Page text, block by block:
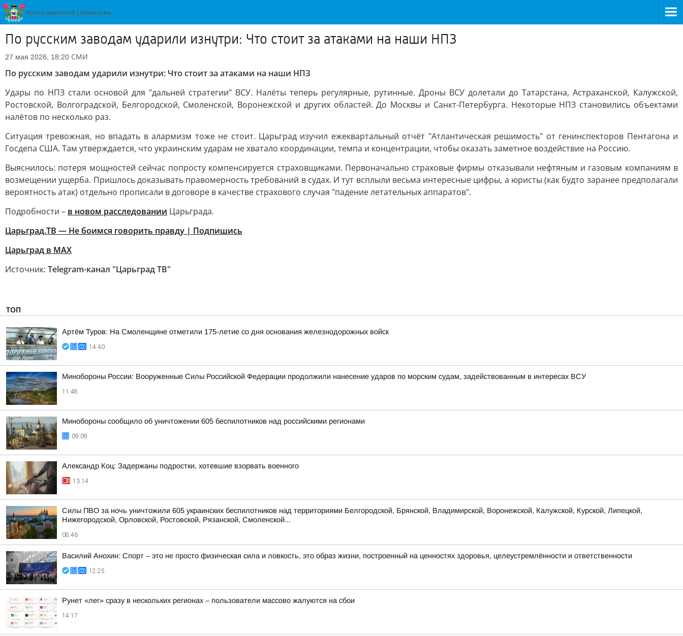
По русским заводам ударили изнутри: Что стоит за атаками на наши НПЗ
27 мая 2026, 18:20 СМИ
По русским заводам ударили изнутри: Что стоит за атаками на наши НПЗ
Удары по НПЗ стали основой для "дальней стратегии" ВСУ. Налёты теперь регулярные, рутинные. Дроны ВСУ долетали до Татарстана, Астраханской, Калужской,
Ростовской, Волгоградской, Белгородской, Смоленской, Воронежской и других областей. До Москвы и Санкт-Петербурга. Некоторые НПЗ становились объектами
налётов по несколько раз.
Ситуация тревожная, но впадать в алармизм тоже не стоит. Царьград изучил ежеквартальный отчёт "Атлантическая решимость" от генинспекторов Пентагона и
Госдепа США. Там утверждается, что украинским ударам не хватало координации, темпа и концентрации, чтобы оказать заметное воздействие на Россию.
Выяснилось: потеря мощностей сейчас попросту компенсируется страховщиками. Первоначально страховые фирмы отказывали нефтяным и газовым компаниям в
возмещении ущерба. Пришлось доказывать правомерность требований в судах. И тут всплыли весьма интересные цифры, а юристы (как будто заранее предполагали
вероятность атак) отдельно прописали в договоре в качестве страхового случая "падение летательных аппаратов".
Подробности – в новом расследовании Царьграда.
Царьград.ТВ — Не боимся говорить правду | Подпишись
Царьград в МАХ
Источник: Telegram-канал "Царьград ТВ"
ТОП
Артём Туров: На Смоленщине отметили 175-летие со дня основания железнодорожных войск
14:40
Минобороны России: Вооруженные Силы Российской Федерации продолжили нанесение ударов по морским судам, задействованным в интересах ВСУ
11:48
Минобороны сообщило об уничтожении 605 беспилотников над российскими регионами
09:09
Александр Коц: Задержаны подростки, хотевшие взорвать военного
13:14
Силы ПВО за ночь уничтожили 605 украинских беспилотников над территориями Белгородской, Брянской, Владимирской, Воронежской, Калужской, Курской, Липецкой,
Нижегородской, Орловской, Ростовской, Рязанской, Смоленской...
08:46
Василий Анохин: Спорт – это не просто физическая сила и ловкость, это образ жизни, построенный на ценностях здоровья, целеустремлённости и ответственности
12:25
Рунет «лег» сразу в нескольких регионах – пользователи массово жалуются на сбои
14:17